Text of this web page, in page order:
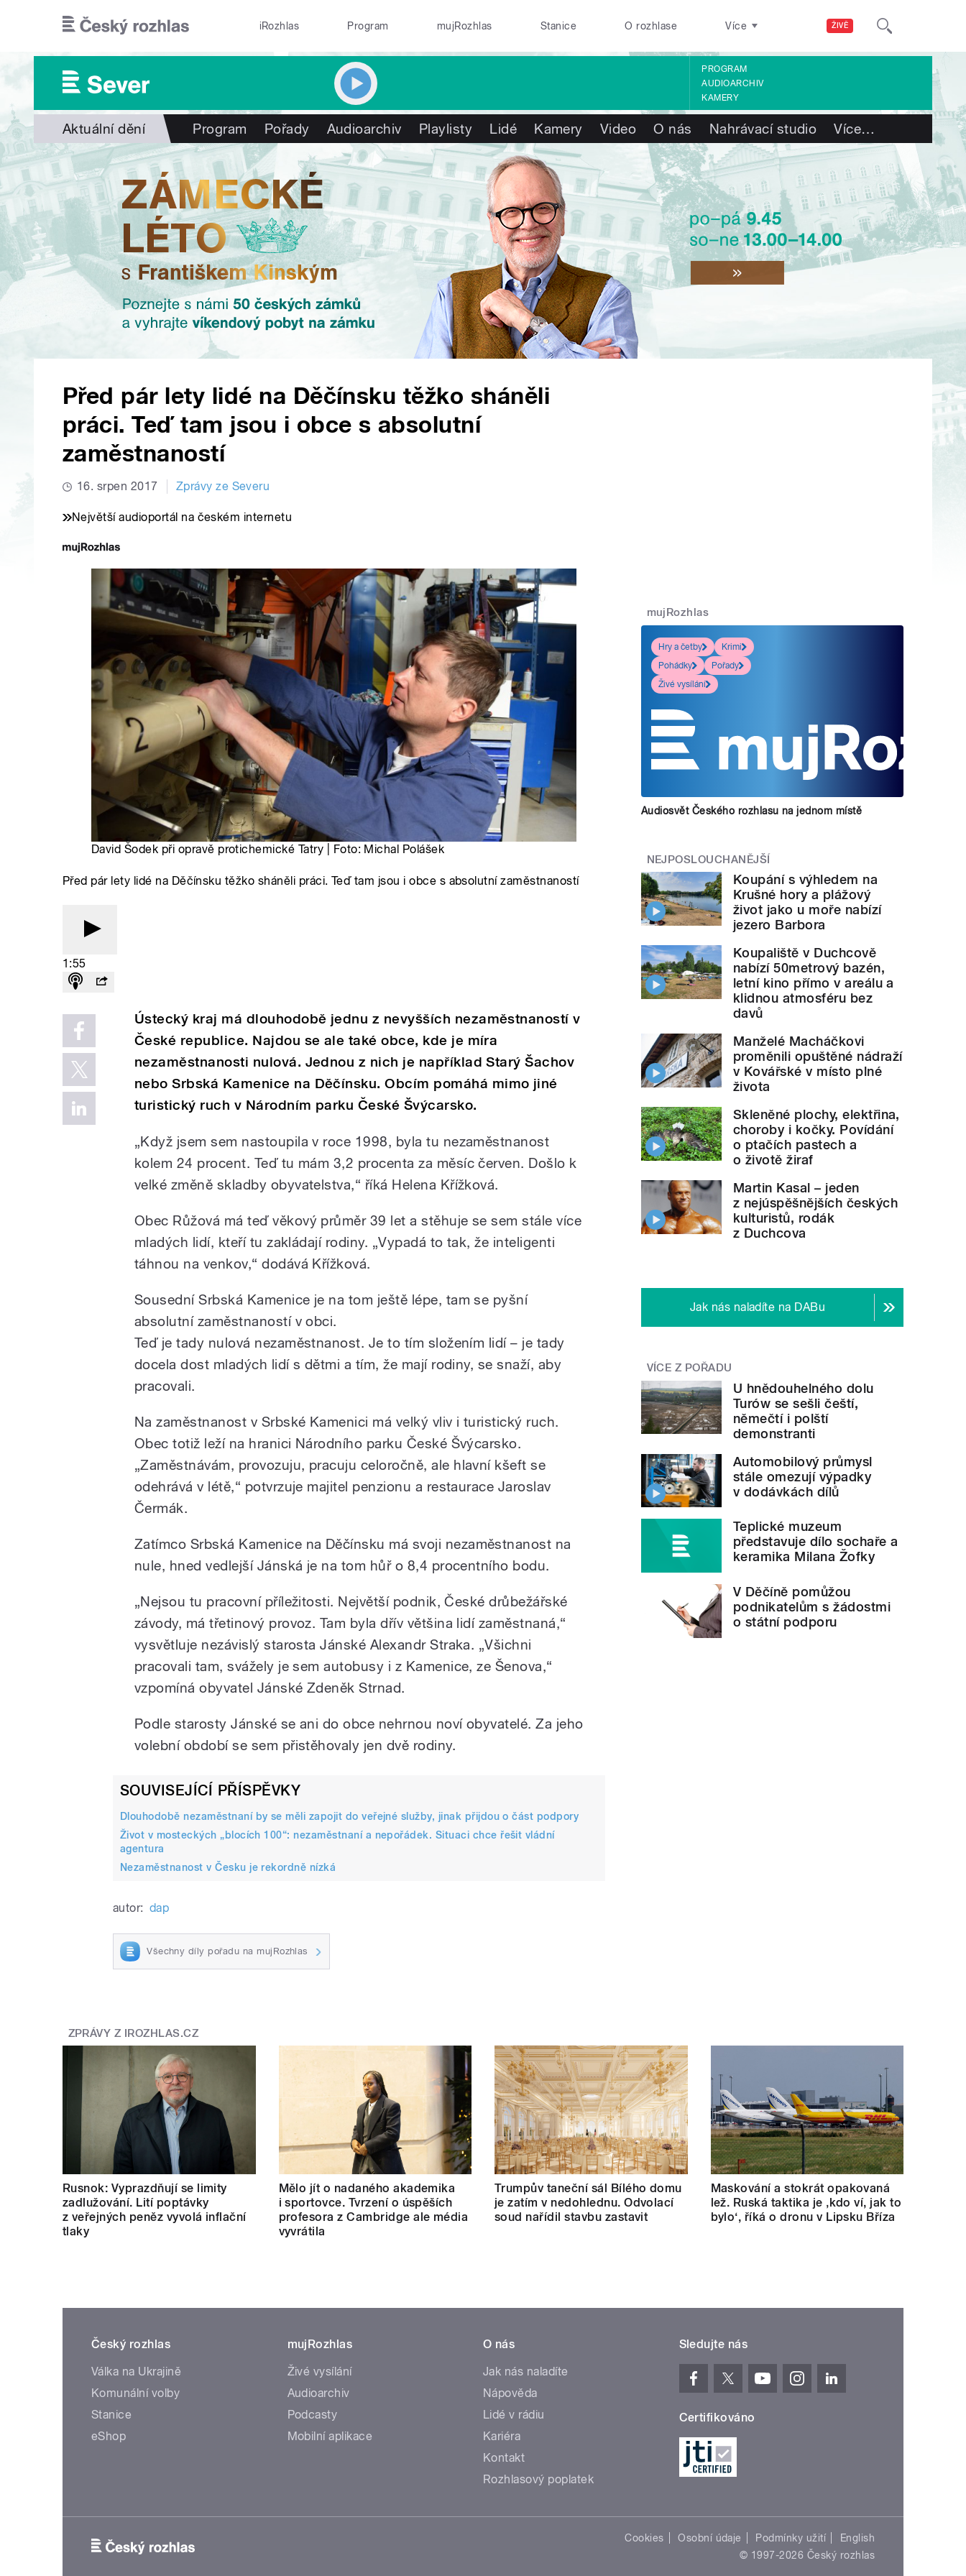
ŽIVĚ
iRozhlas Program mujRozhlas Stanice O rozhlase Více
PROGRAM
AUDIOARCHIV
KAMERY
Aktuální dění Program Pořady Audioarchiv Playlisty Lidé Kamery Video O nás Nahrávací studio Více…
Před pár lety lidé na Děčínsku těžko sháněli
práci. Teď tam jsou i obce s absolutní
zaměstnaností
16. srpen 2017 Zprávy ze Severu
Největší audioportál na českém internetu
David Šodek při opravě protichemické Tatry | Foto: Michal Polášek
Před pár lety lidé na Děčínsku těžko sháněli práci. Teď tam jsou i obce s absolutní zaměstnaností
1:55
Ústecký kraj má dlouhodobě jednu z nevyšších nezaměstnaností v
České republice. Najdou se ale také obce, kde je míra
nezaměstnanosti nulová. Jednou z nich je například Starý Šachov
nebo Srbská Kamenice na Děčínsku. Obcím pomáhá mimo jiné
turistický ruch v Národním parku České Švýcarsko.
„Když jsem sem nastoupila v roce 1998, byla tu nezaměstnanost
kolem 24 procent. Teď tu mám 3,2 procenta za měsíc červen. Došlo k
velké změně skladby obyvatelstva,“ říká Helena Křížková.
Obec Růžová má teď věkový průměr 39 let a stěhuje se sem stále více
mladých lidí, kteří tu zakládají rodiny. „Vypadá to tak, že inteligenti
táhnou na venkov,“ dodává Křížková.
Sousední Srbská Kamenice je na tom ještě lépe, tam se pyšní
absolutní zaměstnaností v obci.
Teď je tady nulová nezaměstnanost. Je to tím složením lidí – je tady
docela dost mladých lidí s dětmi a tím, že mají rodiny, se snaží, aby
pracovali.
Na zaměstnanost v Srbské Kamenici má velký vliv i turistický ruch.
Obec totiž leží na hranici Národního parku České Švýcarsko.
„Zaměstnávám, provozuju, pracuju celoročně, ale hlavní kšeft se
odehrává v létě,“ potvrzuje majitel penzionu a restaurace Jaroslav
Čermák.
Zatímco Srbská Kamenice na Děčínsku má svoji nezaměstnanost na
nule, hned vedlejší Jánská je na tom hůř o 8,4 procentního bodu.
„Nejsou tu pracovní příležitosti. Největší podnik, České drůbežářské
závody, má třetinový provoz. Tam byla dřív většina lidí zaměstnaná,“
vysvětluje nezávislý starosta Jánské Alexandr Straka. „Všichni
pracovali tam, svážely je sem autobusy i z Kamenice, ze Šenova,“
vzpomíná obyvatel Jánské Zdeněk Strnad.
Podle starosty Jánské se ani do obce nehrnou noví obyvatelé. Za jeho
volební období se sem přistěhovaly jen dvě rodiny.
SOUVISEJÍCÍ PŘÍSPĚVKY
Dlouhodobě nezaměstnaní by se měli zapojit do veřejné služby, jinak přijdou o část podpory
Život v mosteckých „blocích 100“: nezaměstnaní a nepořádek. Situaci chce řešit vládní
agentura
Nezaměstnanost v Česku je rekordně nízká
autor: dap
Všechny díly pořadu na mujRozhlas
mujRozhlas
Hry a četby
Krimi
Pohádky
Pořady
Živé vysílání
Audiosvět Českého rozhlasu na jednom místě
NEJPOSLOUCHANĚJŠÍ
Koupání s výhledem na
Krušné hory a plážový
život jako u moře nabízí
jezero Barbora
Koupaliště v Duchcově
nabízí 50metrový bazén,
letní kino přímo v areálu a
klidnou atmosféru bez
davů
Manželé Macháčkovi
proměnili opuštěné nádraží
v Kovářské v místo plné
života
Skleněné plochy, elektřina,
choroby i kočky. Povídání
o ptačích pastech a
o životě žiraf
Martin Kasal – jeden
z nejúspěšnějších českých
kulturistů, rodák
z Duchcova
Jak nás naladíte na DABu
VÍCE Z POŘADU
U hnědouhelného dolu
Turów se sešli čeští,
němečtí i polští
demonstranti
Automobilový průmysl
stále omezují výpadky
v dodávkách dílů
Teplické muzeum
představuje dílo sochaře a
keramika Milana Žofky
V Děčíně pomůžou
podnikatelům s žádostmi
o státní podporu
ZPRÁVY Z IROZHLAS.CZ
Rusnok: Vyprazdňují se limity
zadlužování. Lití poptávky
z veřejných peněz vyvolá inflační
tlaky
Mělo jít o nadaného akademika
i sportovce. Tvrzení o úspěších
profesora z Cambridge ale média
vyvrátila
Trumpův taneční sál Bílého domu
je zatím v nedohlednu. Odvolací
soud nařídil stavbu zastavit
Maskování a stokrát opakovaná
lež. Ruská taktika je ‚kdo ví, jak to
bylo‘, říká o dronu v Lipsku Bříza
Český rozhlas
Válka na Ukrajině
Komunální volby
Stanice
eShop
mujRozhlas
Živé vysílání
Audioarchiv
Podcasty
Mobilní aplikace
O nás
Jak nás naladíte
Nápověda
Lidé v rádiu
Kariéra
Kontakt
Rozhlasový poplatek
Sledujte nás
Certifikováno
Cookies Osobní údaje Podmínky užití
English
© 1997-2026 Český rozhlas